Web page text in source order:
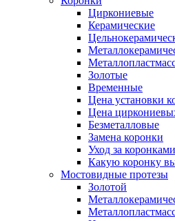
Циркониевые
Керамические
Золотые
Временные
Цена установки
Цена
Безметалловые
Замена коронки
Уход за коронками
Какую коронку
Мостовидные протезы
Золотой